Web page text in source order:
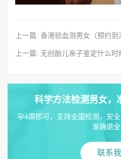
科学方法检测男女，
孕4周即可，支持全国检测，安
准确退全
联系我